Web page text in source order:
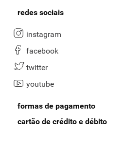
redes sociais
instagram
facebook
twitter
youtube
formas de pagamento
cartão de crédito e débito